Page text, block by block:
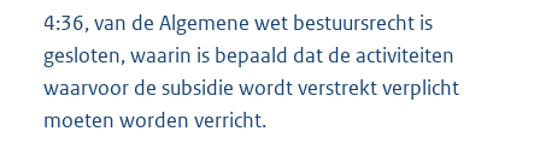
4:36, van de Algemene wet bestuursrecht is
gesloten, waarin is bepaald dat de activiteiten
waarvoor de subsidie wordt verstrekt verplicht
moeten worden verricht.